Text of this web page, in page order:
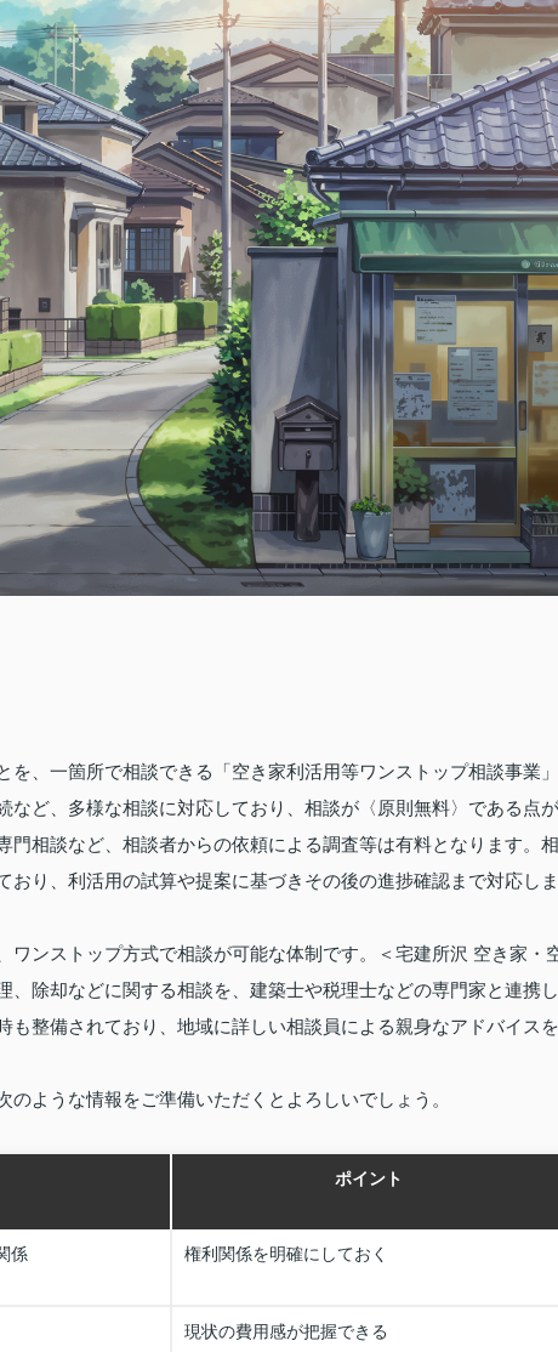
を、一箇所で相談できる「空き家利活用等ワンストップ相談事業」
など、多様な相談に対応しており、相談が〈原則無料〉である点が
門相談など、相談者からの依頼による調査等は有料となります。相
り、利活用の試算や提案に基づきその後の進捗確認まで対応しま
ンストップ方式で相談が可能な体制です。＜宅建所沢 空き家・
、除却などに関する相談を、建築士や税理士などの専門家と連携し
も整備されており、地域に詳しい相談員による親身なアドバイスを
ような情報をご準備いただくとよろしいでしょう。
ポイント
係 権利関係を明確にしておく
現状の費用感が把握できる